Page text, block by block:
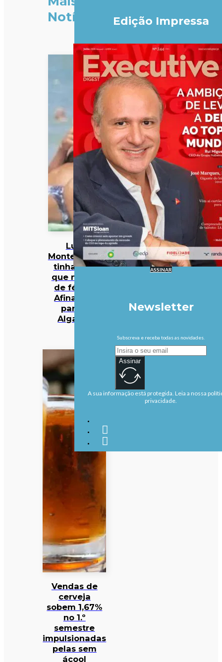
Notícias
Luís
Montenegro
tinha dito
que não ia
de férias.
Afinal, foi
para o
Algarve
Vendas de
cerveja
sobem 1,67%
no 1.º
semestre
impulsionadas
pelas sem
ácool
Edição Impressa
ASSINAR
Newsletter
Subscreva e receba todas as novidades.
Assinar
A sua informação está protegida. Leia a nossa
privacidade.